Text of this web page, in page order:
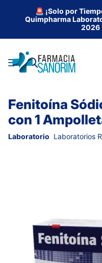
🚨 ¡Solo por
Quimpharma
2026
Fenitoína
con 1
Laboratorio Laboratorios